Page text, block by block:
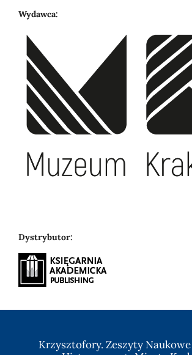
Wydawca:
Dystrybutor:
Krzysztofory. Zeszyty